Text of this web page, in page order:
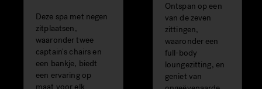
Deze spa met negen
zitplaatsen,
waaronder twee
captain's chairs en
een bankje, biedt
een ervaring op
Ontspan op een
van de zeven
zittingen,
waaronder een
full-body
loungezitting, en
geniet van